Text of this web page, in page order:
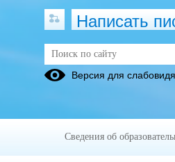
Методические
Написать
Версия для
Сведения об